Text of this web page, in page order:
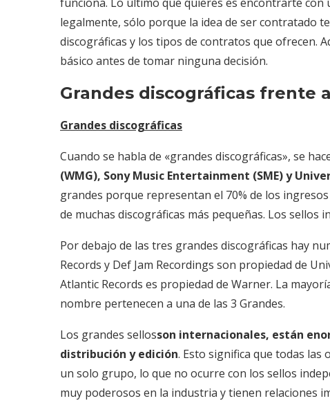
legalmente, sólo porque la idea de ser contratado
discográficas y los tipos de contratos que ofrecen.
básico antes de tomar ninguna decisión.
Grandes discográficas frente
Grandes discográficas
Cuando se habla de «grandes discográficas», se
(WMG), Sony Music Entertainment (SME) y
grandes porque representan el 70% de los
de muchas discográficas más pequeñas. Los
Por debajo de las tres grandes discográficas hay
Records y Def Jam Recordings son propiedad de
Atlantic Records es propiedad de Warner. La
nombre pertenecen a una de las 3 Grandes.
Los grandes sellosson internacionales, están
distribución y edición. Esto significa que todas las
un solo grupo, lo que no ocurre con los sellos
muy poderosos en la industria y tienen relaciones